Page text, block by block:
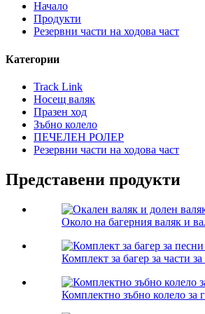
Начало
Продукти
Резервни части на ходова част
Категории
Track Link
Носещ валяк
Празен ход
Зъбно колело
ПЕЧЕЛЕН РОЛЕР
Резервни части на ходова част
Представени продукти
Около на багерния валяк и
Комплект за багер за части
Комплектно зъбно колело за